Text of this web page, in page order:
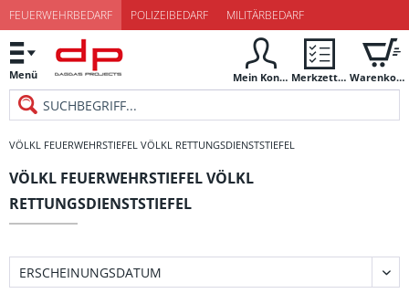
FEUERWEHRBEDARF POLIZEIBEDARF MILITÄRBEDARF
Menü Mein Konto Merkzettel Warenkorb
VÖLKL FEUERWEHRSTIEFEL VÖLKL RETTUNGSDIENSTSTIEFEL
VÖLKL FEUERWEHRSTIEFEL VÖLKL
RETTUNGSDIENSTSTIEFEL